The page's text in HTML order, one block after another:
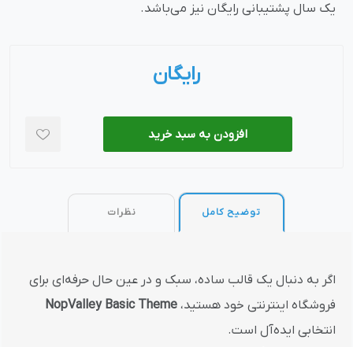
یک سال پشتیبانی رایگان نیز می‌باشد.
رایگان
افزودن به سبد خرید
توضیح کامل نظرات
اگر به دنبال یک قالب ساده، سبک و در عین حال حرفه‌ای برای
فروشگاه اینترنتی خود هستید، NopValley Basic Theme
انتخابی ایده‌آل است.